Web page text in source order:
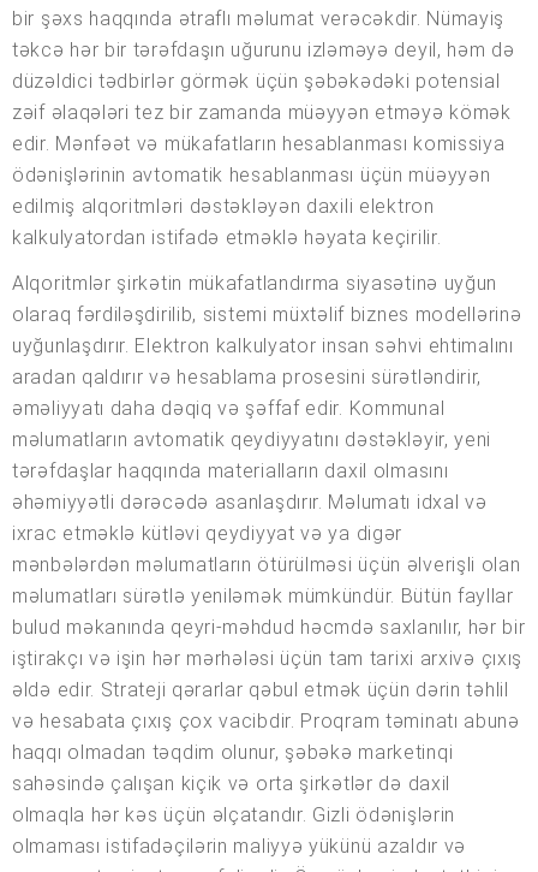
bir şəxs haqqında ətraflı məlumat verəcəkdir. Nümayiş
təkcə hər bir tərəfdaşın uğurunu izləməyə deyil, həm də
düzəldici tədbirlər görmək üçün şəbəkədəki potensial
zəif əlaqələri tez bir zamanda müəyyən etməyə kömək
edir. Mənfəət və mükafatların hesablanması komissiya
ödənişlərinin avtomatik hesablanması üçün müəyyən
edilmiş alqoritmləri dəstəkləyən daxili elektron
kalkulyatordan istifadə etməklə həyata keçirilir.
Alqoritmlər şirkətin mükafatlandırma siyasətinə uyğun
olaraq fərdiləşdirilib, sistemi müxtəlif biznes modellərinə
uyğunlaşdırır. Elektron kalkulyator insan səhvi ehtimalını
aradan qaldırır və hesablama prosesini sürətləndirir,
əməliyyatı daha dəqiq və şəffaf edir. Kommunal
məlumatların avtomatik qeydiyyatını dəstəkləyir, yeni
tərəfdaşlar haqqında materialların daxil olmasını
əhəmiyyətli dərəcədə asanlaşdırır. Məlumatı idxal və
ixrac etməklə kütləvi qeydiyyat və ya digər
mənbələrdən məlumatların ötürülməsi üçün əlverişli olan
məlumatları sürətlə yeniləmək mümkündür. Bütün fayllar
bulud məkanında qeyri-məhdud həcmdə saxlanılır, hər bir
iştirakçı və işin hər mərhələsi üçün tam tarixi arxivə çıxış
əldə edir. Strateji qərarlar qəbul etmək üçün dərin təhlil
və hesabata çıxış çox vacibdir. Proqram təminatı abunə
haqqı olmadan təqdim olunur, şəbəkə marketinqi
sahəsində çalışan kiçik və orta şirkətlər də daxil
olmaqla hər kəs üçün əlçatandır. Gizli ödənişlərin
olmaması istifadəçilərin maliyyə yükünü azaldır və